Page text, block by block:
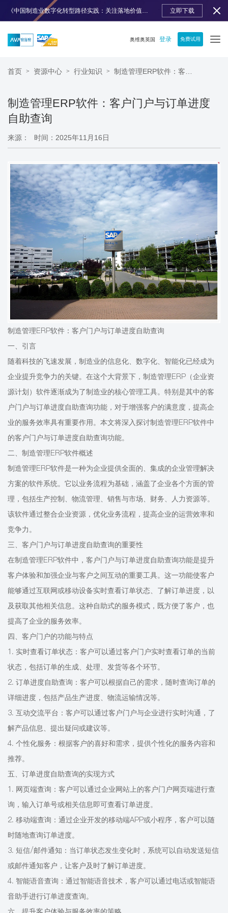
立即下载
奥维奥英国 登录 免费试用
首页 > 资源中心 > 行业知识 >
制造管理ERP软件：客户门户与订单进度
自助查询​​
来源： 时间：2025年11月16日
制造管理ERP软件：客户门户与订单进度自助查询
一、引言
随着科技的飞速发展，制造业的信息化、数字化、智能化已经成为
企业提升竞争力的关键。在这个大背景下，制造管理ERP（企业资
源计划）软件逐渐成为了制造业的核心管理工具。特别是其中的客
户门户与订单进度自助查询功能，对于增强客户的满意度，提高企
业的服务效率具有重要作用。本文将深入探讨制造管理ERP软件中
的客户门户与订单进度自助查询功能。
二、制造管理ERP软件概述
制造管理ERP软件是一种为企业提供全面的、集成的企业管理解决
方案的软件系统。它以业务流程为基础，涵盖了企业各个方面的管
理，包括生产控制、物流管理、销售与市场、财务、人力资源等。
该软件通过整合企业资源，优化业务流程，提高企业的运营效率和
竞争力。
三、客户门户与订单进度自助查询的重要性
在制造管理ERP软件中，客户门户与订单进度自助查询功能是提升
客户体验和加强企业与客户之间互动的重要工具。这一功能使客户
能够通过互联网或移动设备实时查看订单状态、了解订单进度，以
及获取其他相关信息。这种自助式的服务模式，既方便了客户，也
提高了企业的服务效率。
四、客户门户的功能与特点
1. 实时查看订单状态：客户可以通过客户门户实时查看订单的当前
状态，包括订单的生成、处理、发货等各个环节。
2. 订单进度自助查询：客户可以根据自己的需求，随时查询订单的
详细进度，包括产品生产进度、物流运输情况等。
3. 互动交流平台：客户可以通过客户门户与企业进行实时沟通，了
解产品信息、提出疑问或建议等。
4. 个性化服务：根据客户的喜好和需求，提供个性化的服务内容和
推荐。
五、订单进度自助查询的实现方式
1. 网页端查询：客户可以通过企业网站上的客户门户网页端进行查
询，输入订单号或相关信息即可查看订单进度。
2. 移动端查询：通过企业开发的移动端APP或小程序，客户可以随
时随地查询订单进度。
3. 短信/邮件通知：当订单状态发生变化时，系统可以自动发送短信
或邮件通知客户，让客户及时了解订单进度。
4. 智能语音查询：通过智能语音技术，客户可以通过电话或智能语
音助手进行订单进度查询。